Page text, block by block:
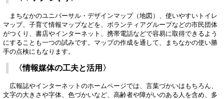
まちなかのユニバーサル・デザインマップ（地図）、使いやすいトイレ
マップ、子育て情報マップなどを、ボランティアグループなどの市民団体
がつくり、書店やインターネット、携帯電話などで容易に取得できるよう
にすることも一つの試みです。マップの作成を通して、まちなかの使い勝
手の点検にもなります。
〈情報媒体の工夫と活用〉
広報誌やインターネットのホームページでは、言葉づかいはもちろん、
文字の大きさや字体、色づかいなど、高齢者や障がいのある人を含め、多